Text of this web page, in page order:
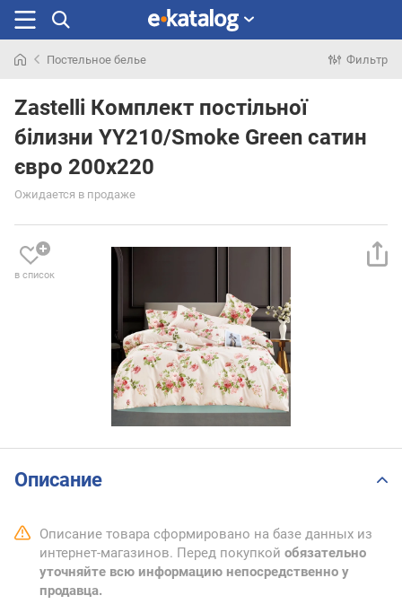
раньше
Постельное белье Фильтр
Zastelli Комплект постільної
білизни YY210/Smoke Green сатин
євро 200х220
Ожидается в продаже
в список
Описание
Описание товара сформировано на базе данных из
интернет-магазинов. Перед покупкой обязательно
уточняйте всю информацию непосредственно у
продавца.